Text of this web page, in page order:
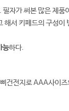
자가 써본 많은 제품이
해서 키페드의 구성이
능하다.
건전지로 AAA사이즈